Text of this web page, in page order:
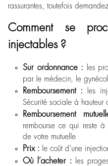
rassurantes, toutefois
Comment se
injectables ?
Sur ordonnance :
les
par le médecin, le
Remboursement :
les
Sécurité sociale à hauteur
Remboursement
rembourse ce qui reste à
de votre mutuelle
Prix : le coût d’une
Où l’acheter :
les